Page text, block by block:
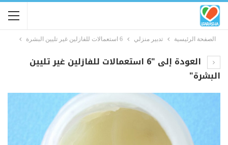
الصفحة الرئيسية تدبير منزلي 6 استعمالات للفازلين غير تليين البشرة
العودة إلى "6 استعمالات للفازلين غير تليين
البشرة"